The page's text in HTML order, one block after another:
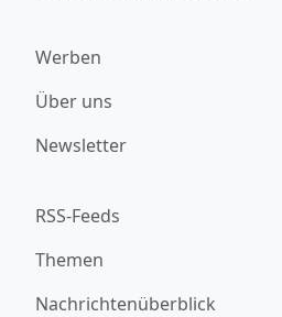
Werben
Über uns
Newsletter
RSS-Feeds
Themen
Nachrichtenüberblick